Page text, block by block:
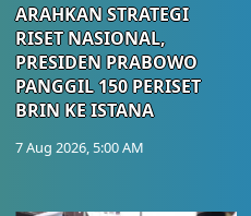
ARAHKAN STRATEGI
RISET NASIONAL,
PRESIDEN PRABOWO
PANGGIL 150 PERISET
BRIN KE ISTANA
7 Aug 2026, 5:00 AM